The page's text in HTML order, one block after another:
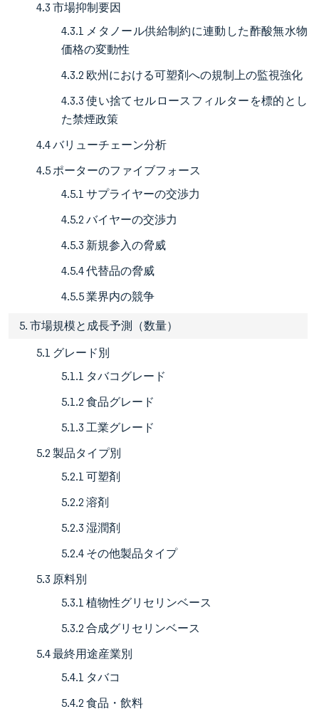
4.3 市場抑制要因
4.3.1 メタノール供給制約に連動した酢酸無水物
価格の変動性
4.3.2 欧州における可塑剤への規制上の監視強化
4.3.3 使い捨てセルロースフィルターを標的とし
た禁煙政策
4.4 バリューチェーン分析
4.5 ポーターのファイブフォース
4.5.1 サプライヤーの交渉力
4.5.2 バイヤーの交渉力
4.5.3 新規参入の脅威
4.5.4 代替品の脅威
4.5.5 業界内の競争
5. 市場規模と成長予測（数量）
5.1 グレード別
5.1.1 タバコグレード
5.1.2 食品グレード
5.1.3 工業グレード
5.2 製品タイプ別
5.2.1 可塑剤
5.2.2 溶剤
5.2.3 湿潤剤
5.2.4 その他製品タイプ
5.3 原料別
5.3.1 植物性グリセリンベース
5.3.2 合成グリセリンベース
5.4 最終用途産業別
5.4.1 タバコ
5.4.2 食品・飲料